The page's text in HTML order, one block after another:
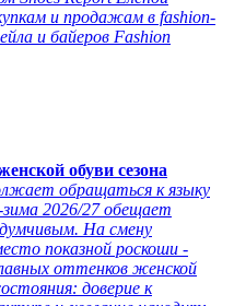
и продажам в fashion-
и байеров Fashion
обуви сезона
обращаться к языку
2026/27 обещает
На смену
показной роскоши -
оттенков женской
доверие к